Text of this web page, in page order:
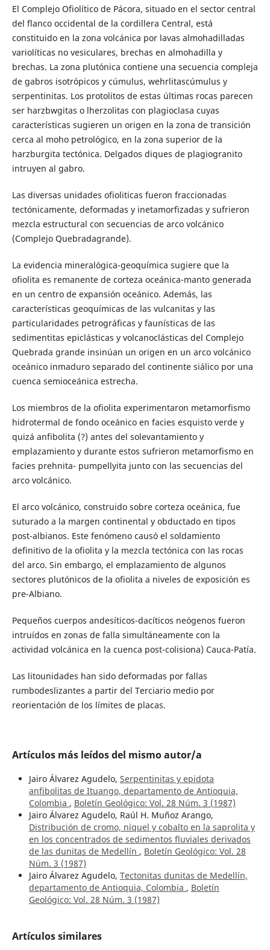
El Complejo Ofiolítico de Pácora, situado en el sector central
del flanco occidental de la cordillera Central, está
constituido en la zona volcánica por lavas almohadilladas
variolíticas no vesiculares, brechas en almohadilla y
brechas. La zona plutónica contiene una secuencia compleja
de gabros isotrópicos y cúmulus, wehrlitascúmulus y
serpentinitas. Los protolitos de estas últimas rocas parecen
ser harzbwgitas o lherzolitas con plagioclasa cuyas
características sugieren un origen en la zona de transición
cerca al moho petrológico, en la zona superior de la
harzburgita tectónica. Delgados diques de plagiogranito
intruyen al gabro.
Las diversas unidades ofioliticas fueron fraccionadas
tectónicamente, deformadas y inetamorfizadas y sufrieron
mezcla estructural con secuencias de arco volcánico
(Complejo Quebradagrande).
La evidencia mineralógica-geoquímica sugiere que la
ofiolita es remanente de corteza oceánica-manto generada
en un centro de expansión oceánico. Además, las
características geoquímicas de las vulcanitas y las
particularidades petrográficas y faunísticas de las
sedimentitas epiclásticas y volcanoclásticas del Complejo
Quebrada grande insinúan un origen en un arco volcánico
oceánico inmaduro separado del continente siálico por una
cuenca semioceánica estrecha.
Los miembros de la ofiolita experimentaron metamorfismo
hidrotermal de fondo oceánico en facies esquisto verde y
quizá anfibolita (?) antes del solevantamiento y
emplazamiento y durante estos sufrieron metamorfismo en
facies prehnita- pumpellyita junto con las secuencias del
arco volcánico.
El arco volcánico, construido sobre corteza oceánica, fue
suturado a la margen continental y obductado en tipos
post-albianos. Este fenómeno causó el soldamiento
definitivo de la ofiolita y la mezcla tectónica con las rocas
del arco. Sin embargo, el emplazamiento de algunos
sectores plutónicos de la ofiolita a niveles de exposición es
pre-Albiano.
Pequeños cuerpos andesíticos-dacíticos neógenos fueron
intruídos en zonas de falla simultáneamente con la
actividad volcánica en la cuenca post-colisiona) Cauca-Patía.
Las litounidades han sido deformadas por fallas
rumbodeslizantes a partir del Terciario medio por
reorientación de los límites de placas.
Artículos más leídos del mismo autor/a
Jairo Álvarez Agudelo, Serpentinitas y epidota
anfibolitas de Ituango, departamento de Antioquia,
Colombia , Boletín Geológico: Vol. 28 Núm. 3 (1987)
Jairo Álvarez Agudelo, Raúl H. Muñoz Arango,
Distribución de cromo, níquel y cobalto en la saprolita y
en los concentrados de sedimentos fluviales derivados
de las dunitas de Medellín , Boletín Geológico: Vol. 28
Núm. 3 (1987)
Jairo Álvarez Agudelo, Tectonitas dunitas de Medellín,
departamento de Antioquia, Colombia , Boletín
Geológico: Vol. 28 Núm. 3 (1987)
Artículos similares